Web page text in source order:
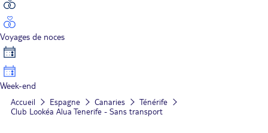
Voyages de noces
Week-end
Accueil Espagne Canaries
Ténérife
Club Lookéa Alua Tenerife - Sans transport